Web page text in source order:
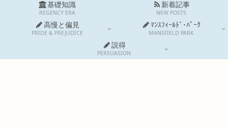
基礎知識
REGENCY ERA
新着記事
NEW POSTS
高慢と偏見
PRIDE & PREJUDICE
ﾏﾝｽﾌｨｰﾙﾄﾞ･ﾊﾟｰｸ
MANSFIELD PARK
説得
PERSUASION